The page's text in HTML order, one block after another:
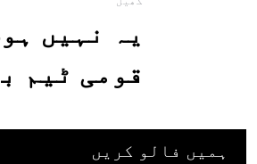
یہ نہیں
قومی ٹیم
بھارتی
ہمیں فالو کریں